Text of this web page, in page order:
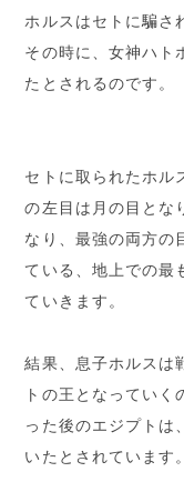
ホルスはセトに騙さ
その時に、女神ハト
たとされるのです。
セトに取られたホル
の左目は月の目とな
なり、最強の両方の
ている、地上での最
ていきます。
結果、息子ホルスは
トの王となってい
った後のエジプトは
いたとされています。